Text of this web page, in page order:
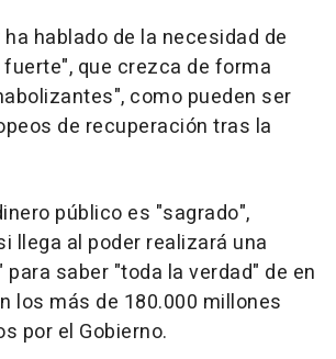
hablado de la necesidad de
que crezca de forma
como pueden ser
de recuperación tras la
público es "sagrado",
llega al poder realizará una
saber "toda la verdad" de en
los más de 180.000 millones
por el Gobierno.